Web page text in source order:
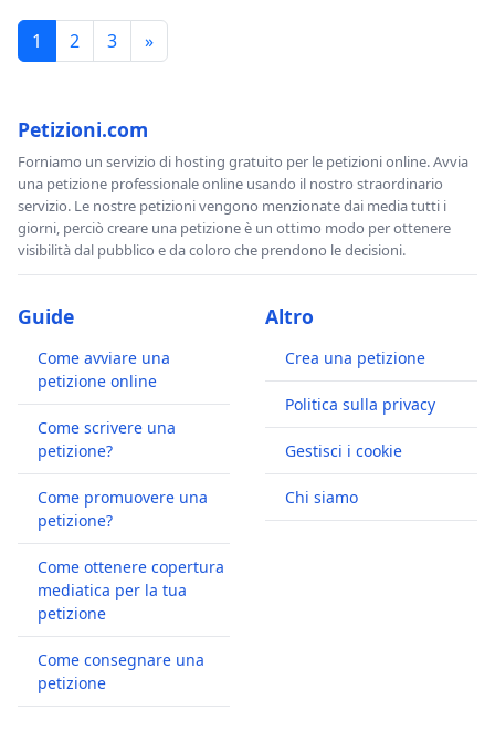
1 2 3 »
Petizioni.com
Forniamo un servizio di hosting gratuito per le petizioni online. Avvia
una petizione professionale online usando il nostro straordinario
servizio. Le nostre petizioni vengono menzionate dai media tutti i
giorni, perciò creare una petizione è un ottimo modo per ottenere
visibilità dal pubblico e da coloro che prendono le decisioni.
Guide
Come avviare una
petizione online
Come scrivere una
petizione?
Come promuovere una
petizione?
Come ottenere copertura
mediatica per la tua
petizione
Come consegnare una
petizione
Altro
Crea una petizione
Politica sulla privacy
Gestisci i cookie
Chi siamo